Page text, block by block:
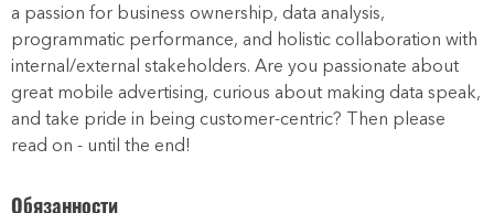
a passion for business ownership, data analysis,
programmatic performance, and holistic collaboration with
internal/external stakeholders. Are you passionate about
great mobile advertising, curious about making data speak,
and take pride in being customer-centric? Then please
read on - until the end!
Обязанности